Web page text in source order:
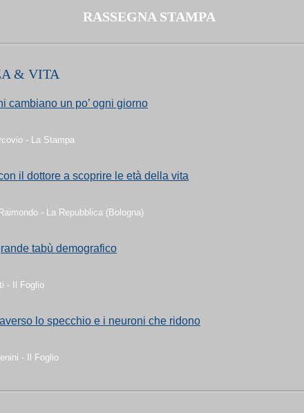
RASSEGNA STAMPA
& VITA
cambiano un po’ ogni giorno
- La Stampa
il dottore a scoprire le età della vita
- La Repubblica (Bologna)
tabù demografico
- Il Foglio
lo specchio e i neuroni che ridono
- Il Foglio